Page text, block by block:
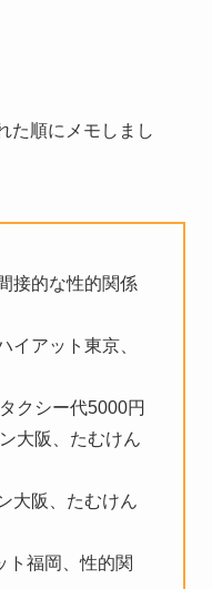
た順にメモしまし
接的な性的関係
アット東京、
クシー代5000円
大阪、たむけん
大阪、たむけん
福岡、性的関